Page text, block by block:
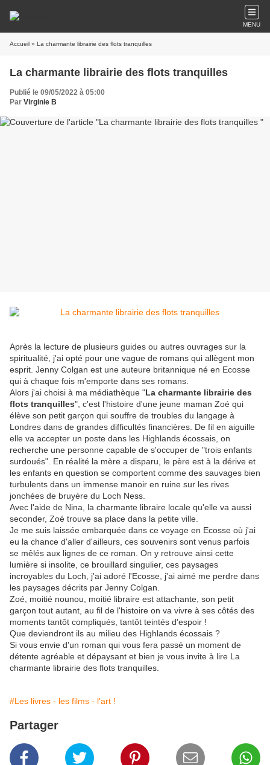
MENU
Accueil » La charmante librairie des flots tranquilles
La charmante librairie des flots tranquilles
Publié le 09/05/2022 à 05:00
Par Virginie B
Après la lecture de plusieurs guides ou autres ouvrages sur la
spiritualité, j'ai opté pour une vague de romans qui allègent mon
esprit. Jenny Colgan est une auteure britannique né en Ecosse
qui à chaque fois m'emporte dans ses romans.
Alors j'ai choisi à ma médiathèque "La charmante librairie des
flots tranquilles", c'est l'histoire d'une jeune maman Zoé qui
élève son petit garçon qui souffre de troubles du langage à
Londres dans de grandes difficultés financières. De fil en aiguille
elle va accepter un poste dans les Highlands écossais, on
recherche une personne capable de s'occuper de "trois enfants
surdoués". En réalité la mère a disparu, le père est à la dérive et
les enfants en question se comportent comme des sauvages bien
turbulents dans un immense manoir en ruine sur les rives
jonchées de bruyère du Loch Ness.
Avec l'aide de Nina, la charmante libraire locale qu'elle va aussi
seconder, Zoé trouve sa place dans la petite ville.
Je me suis laissée embarquée dans ce voyage en Ecosse où j'ai
eu la chance d'aller d'ailleurs, ces souvenirs sont venus parfois
se mêlés aux lignes de ce roman. On y retrouve ainsi cette
lumière si insolite, ce brouillard singulier, ces paysages
incroyables du Loch, j'ai adoré l'Ecosse, j'ai aimé me perdre dans
les paysages décrits par Jenny Colgan.
Zoé, moitié nounou, moitié libraire est attachante, son petit
garçon tout autant, au fil de l'histoire on va vivre à ses côtés des
moments tantôt compliqués, tantôt teintés d'espoir !
Que deviendront ils au milieu des Highlands écossais ?
Si vous envie d'un roman qui vous fera passé un moment de
détente agréable et dépaysant et bien je vous invite à lire La
charmante librairie des flots tranquilles.
#Les livres - les films - l'art !
Partager